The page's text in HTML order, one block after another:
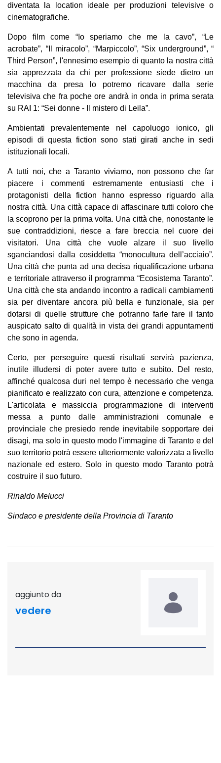
diventata la location ideale per produzioni televisive o
cinematografiche.
Dopo film come “Io speriamo che me la cavo”, “Le
acrobate”, “Il miracolo”, “Marpiccolo”, “Six underground”, “
Third Person”, l'ennesimo esempio di quanto la nostra città
sia apprezzata da chi per professione siede dietro un
macchina da presa lo potremo ricavare dalla serie
televisiva che fra poche ore andrà in onda in prima serata
su RAI 1: “Sei donne - Il mistero di Leila”.
Ambientati prevalentemente nel capoluogo ionico, gli
episodi di questa fiction sono stati girati anche in sedi
istituzionali locali.
A tutti noi, che a Taranto viviamo, non possono che far
piacere i commenti estremamente entusiasti che i
protagonisti della fiction hanno espresso riguardo alla
nostra città. Una città capace di affascinare tutti coloro che
la scoprono per la prima volta. Una città che, nonostante le
sue contraddizioni, riesce a fare breccia nel cuore dei
visitatori. Una città che vuole alzare il suo livello
sganciandosi dalla cosiddetta “monocultura dell’acciaio”.
Una città che punta ad una decisa riqualificazione urbana
e territoriale attraverso il programma “Ecosistema Taranto”.
Una città che sta andando incontro a radicali cambiamenti
sia per diventare ancora più bella e funzionale, sia per
dotarsi di quelle strutture che potranno farle fare il tanto
auspicato salto di qualità in vista dei grandi appuntamenti
che sono in agenda.
Certo, per perseguire questi risultati servirà pazienza,
inutile illudersi di poter avere tutto e subito. Del resto,
affinché qualcosa duri nel tempo è necessario che venga
pianificato e realizzato con cura, attenzione e competenza.
L'articolata e massiccia programmazione di interventi
messa a punto dalle amministrazioni comunale e
provinciale che presiedo rende inevitabile sopportare dei
disagi, ma solo in questo modo l'immagine di Taranto e del
suo territorio potrà essere ulteriormente valorizzata a livello
nazionale ed estero. Solo in questo modo Taranto potrà
costruire il suo futuro.
Rinaldo Melucci
Sindaco e presidente della Provincia di Taranto
aggiunto da
vedere